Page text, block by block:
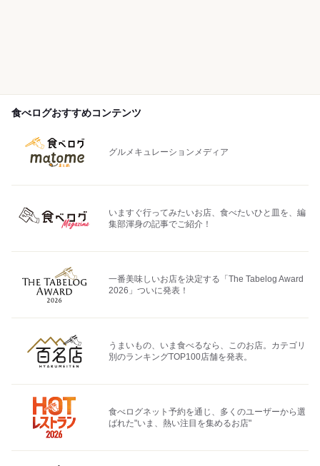
食べログおすすめコンテンツ
グルメキュレーションメディア
いますぐ行ってみたいお店、食べたいひと皿を、編
集部渾身の記事でご紹介！
一番美味しいお店を決定する「The Tabelog Award
2026」ついに発表！
うまいもの、いま食べるなら、このお店。カテゴリ
別のランキングTOP100店舗を発表。
食べログネット予約を通じ、多くのユーザーから選
ばれた"いま、熱い注目を集めるお店"